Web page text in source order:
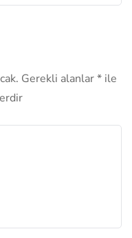
Gerekli alanlar*ile